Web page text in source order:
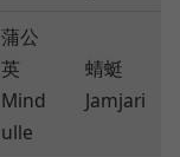
蒲公
英
Mind
ulle
蜻蜓
Jamjari